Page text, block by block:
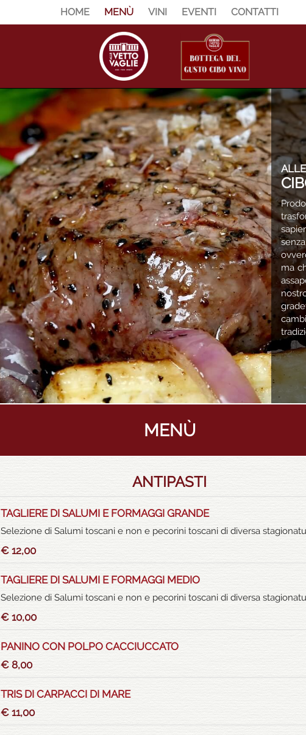
HOME MENÙ VINI EVENTI CONTATTI
ma
MENÙ
ANTIPASTI
TAGLIERE DI SALUMI E FORMAGGI GRANDE
Selezione di Salumi toscani e non e pecorini toscani di diversa
€ 12,00
TAGLIERE DI SALUMI E FORMAGGI MEDIO
Selezione di Salumi toscani e non e pecorini toscani di diversa
€ 10,00
PANINO CON POLPO CACCIUCCATO
€ 8,00
TRIS DI CARPACCI DI MARE
€ 11,00